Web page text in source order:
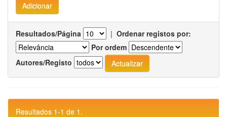
Resultados/Página | Ordenar registos por:
Por ordem
Autores/Registo
Resultados 1-1 de 1.